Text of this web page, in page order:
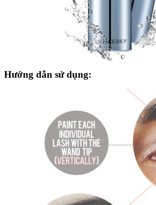
Hướng dẫn sử dụng: